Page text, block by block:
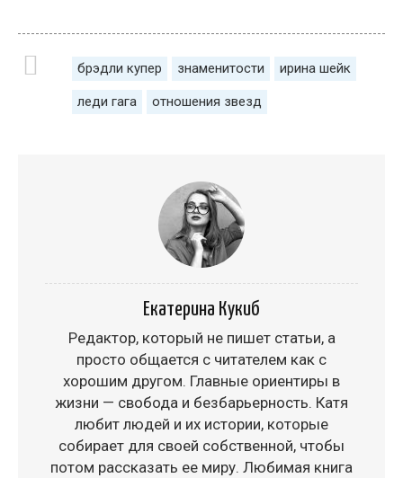
брэдли купер знаменитости ирина шейк
леди гага отношения звезд
Екатерина Кукиб
Редактор, который не пишет статьи, а
просто общается с читателем как с
хорошим другом. Главные ориентиры в
жизни — свобода и безбарьерность. Катя
любит людей и их истории, которые
собирает для своей собственной, чтобы
потом рассказать ее миру. Любимая книга